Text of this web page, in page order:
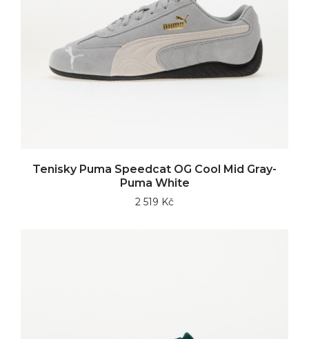
Tenisky Puma Speedcat OG Cool Mid Gray-
Puma White
2 519 Kč